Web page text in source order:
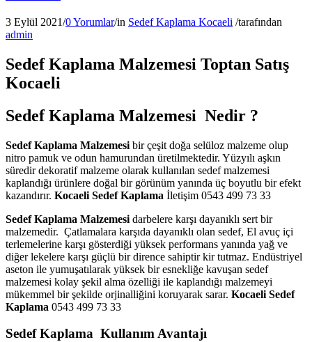
3 Eylül 2021/0 Yorumlar/in Sedef Kaplama Kocaeli /tarafından
admin
Sedef Kaplama Malzemesi Toptan Satış
Kocaeli
Sedef Kaplama Malzemesi Nedir ?
Sedef Kaplama Malzemesi bir çeşit doğa selüloz malzeme olup
nitro pamuk ve odun hamurundan üretilmektedir. Yüzyılı aşkın
süredir dekoratif malzeme olarak kullanılan sedef malzemesi
kaplandığı ürünlere doğal bir görünüm yanında üç boyutlu bir efekt
kazandırır. Kocaeli Sedef Kaplama İletişim 0543 499 73 33
Sedef Kaplama Malzemesi darbelere karşı dayanıklı sert bir
malzemedir. Çatlamalara karşıda dayanıklı olan sedef, El avuç içi
terlemelerine karşı gösterdiği yüksek performans yanında yağ ve
diğer lekelere karşı güçlü bir dirence sahiptir kir tutmaz. Endüstriyel
aseton ile yumuşatılarak yüksek bir esnekliğe kavuşan sedef
malzemesi kolay şekil alma özelliği ile kaplandığı malzemeyi
mükemmel bir şekilde orjinalliğini koruyarak sarar. Kocaeli Sedef
Kaplama 0543 499 73 33
Sedef Kaplama Kullanım Avantajı